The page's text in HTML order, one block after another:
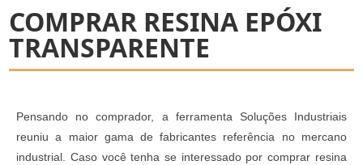
COMPRAR RESINA EPÓXI
TRANSPARENTE
Pensando no comprador, a ferramenta Soluções Industriais
reuniu a maior gama de fabricantes referência no mercano
industrial. Caso você tenha se interessado por comprar resina